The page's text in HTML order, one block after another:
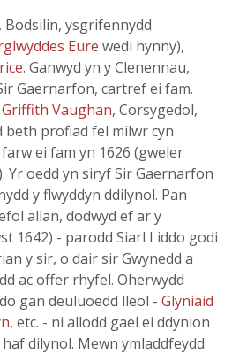
Bodsilin, ysgrifennydd
Eure wedi hynny),
. Ganwyd yn y Clenennau,
Gaernarfon, cartref ei fam.
Griffith Vaughan, Corsygedol,
beth profiad fel milwr cyn
ei fam yn 1626 (gweler
Yr oedd yn siryf Sir Gaernarfon
y flwyddyn ddilynol. Pan
allan, dodwyd ef ar y
1642) - parodd Siarl I iddo godi
y sir, o dair sir Gwynedd a
ac offer rhyfel. Oherwydd
gan deuluoedd lleol - Glyniaid
, etc. - ni allodd gael ei ddynion
dilynol. Mewn ymladdfeydd